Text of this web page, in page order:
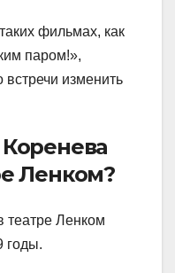
фильмах, как
паром!»,
изменить
Ленком?
театре Ленком
годы.